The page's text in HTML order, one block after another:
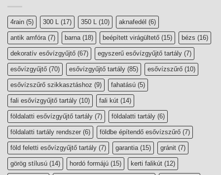
4rain (5) 300 L (17) 350 L (10) aknafedél (6)
antik amfóra (7) barna (18) beépített virágültető (15) bézs (16)
dekoratív esővízgyűjtő (67) egyszerű esővízgyűjtő tartály (7)
esővízgyűjtő (70) esővízgyűjtő tartály (85) esővízszűrő (10)
esővízszűrő szikkasztáshoz (9) fahatású (5)
fali esővízgyűjtő tartály (10) fali kút (14)
földalatti esővízgyűjtő tartály (7) földalatti tartály (6)
földalatti tartály rendszer (6) földbe építendő esővízszűrő (7)
föld feletti esővízgyűjtő tartály (7) garantia (15) gránit (7)
görög stílusú (14) hordó formájú (15) kerti falikút (12)